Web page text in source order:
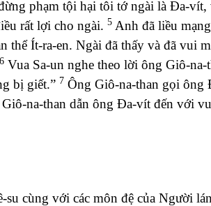
phạm tội hại tôi tớ ngài là Đa-vít,
rất lợi cho ngài. 5Anh đã liều
thể Ít-ra-en. Ngài đã thấy và đã vui
6Vua Sa-un nghe theo lời ông Giô-na-
bị giết.” 7 Ông Giô-na-than gọi ông
na-than dẫn ông Đa-vít đến với
su cùng với các môn đệ của Người